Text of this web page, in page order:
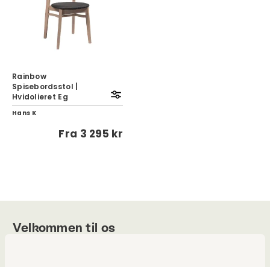
Rainbow
Spisebordsstol |
Hvidolieret Eg
Hans K
Fra 3 295 kr
Velkommen til os